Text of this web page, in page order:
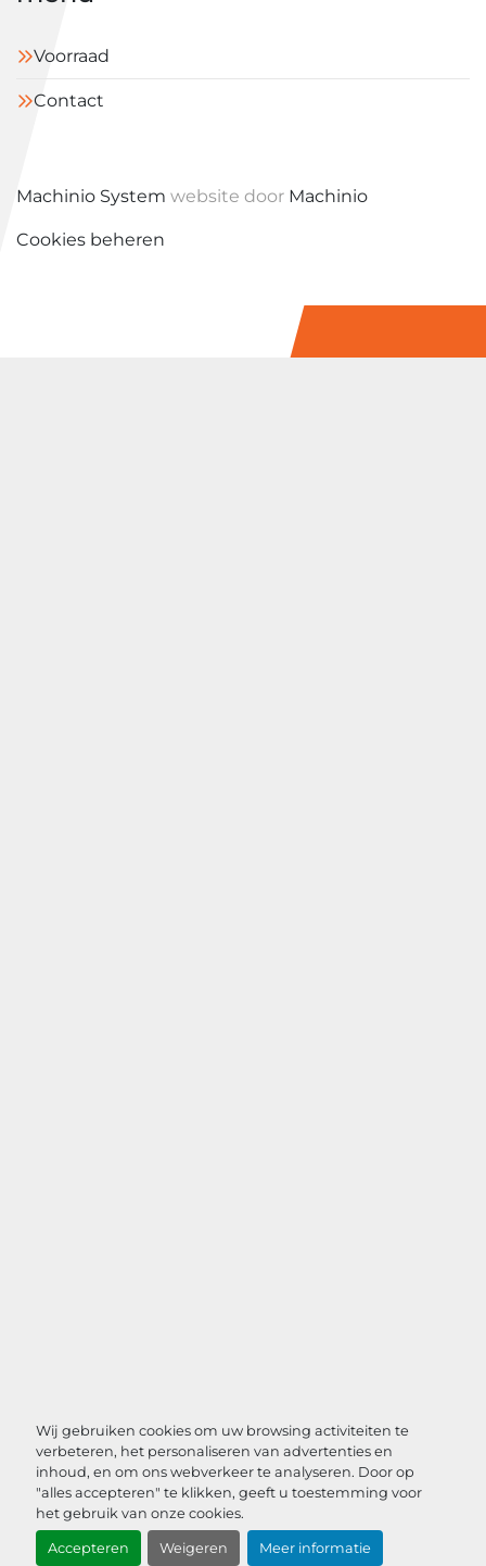
Wij gebruiken cookies om uw browsing activiteiten te
verbeteren, het personaliseren van advertenties en
inhoud, en om ons webverkeer te analyseren. Door op
"alles accepteren" te klikken, geeft u toestemming voor
het gebruik van onze cookies.
Accepteren Weigeren Meer informatie
Voorraad
Contact
Machinio System website door Machinio
Cookies beheren